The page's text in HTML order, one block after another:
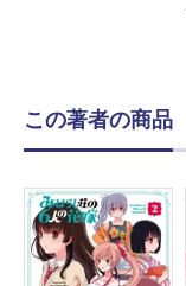
この著者の商品